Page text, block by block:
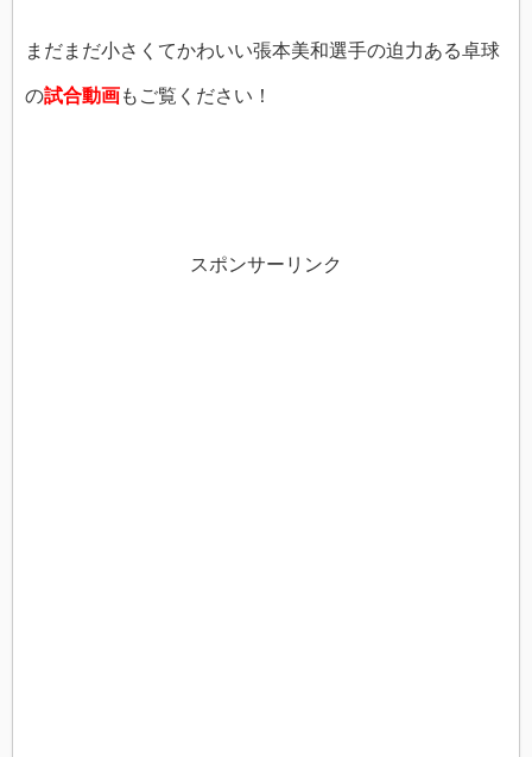
まだまだ小さくてかわいい張本美和選手の迫力ある卓球
の試合動画もご覧ください！
スポンサーリンク